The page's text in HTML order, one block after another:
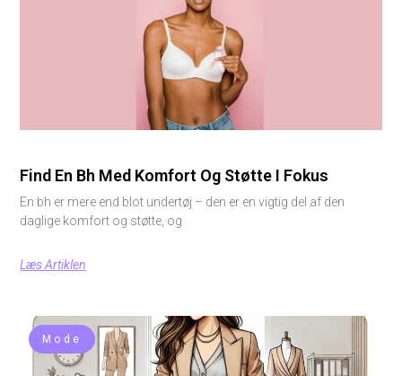
Find En Bh Med Komfort Og Støtte I Fokus
En bh er mere end blot undertøj – den er en vigtig del af den
daglige komfort og støtte, og
Læs Artiklen
Mode